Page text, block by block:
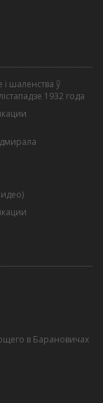
шаленства ў
1932 года
в Барановичах